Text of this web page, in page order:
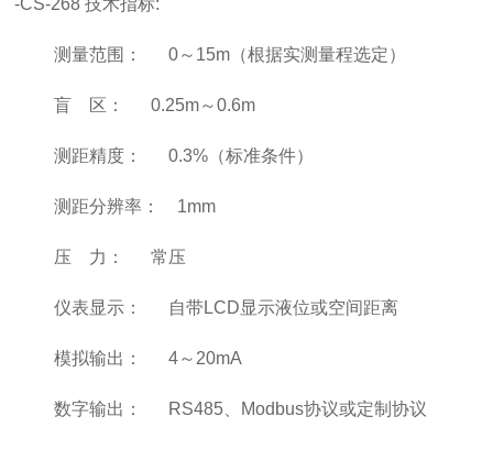
-CS-268 技术指标:
测量范围： 0～15m（根据实测量程选定）
盲 区： 0.25m～0.6m
测距精度： 0.3%（标准条件）
测距分辨率： 1mm
压 力： 常压
仪表显示： 自带LCD显示液位或空间距离
模拟输出： 4～20mA
数字输出： RS485、Modbus协议或定制协议